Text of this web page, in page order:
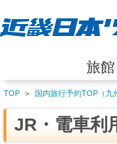
旅
TOP ＞ 国内旅行予約TOP（九
JR・電車利